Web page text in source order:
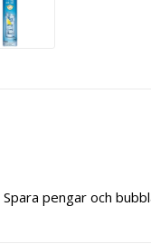
Spara pengar och